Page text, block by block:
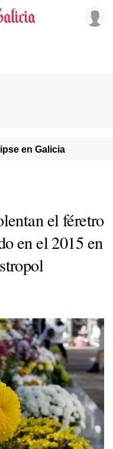
en Galicia
el féretro
en el 2015 en